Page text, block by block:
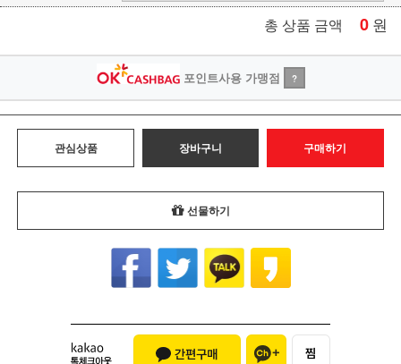
총 상품 금액 0 원
포인트사용 가맹점 ?
관심상품 장바구니 구매하기
선물하기